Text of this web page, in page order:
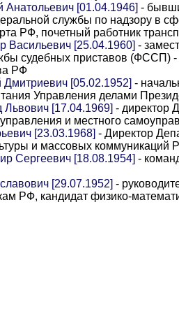
Анатольевич [01.04.1946] -
службы по надзору в
РФ, почетный работник
Васильевич [25.04.1960] -
судебных приставов (ФССП) -
РФ
[05.02.1952] -
Управления делами
[17.04.1969] - директор
управления и местного
[23.03.1968] - Директор
и массовых коммуникаций
Сергеевич [18.08.1954] -
[29.07.1952] -
РФ, кандидат физико-